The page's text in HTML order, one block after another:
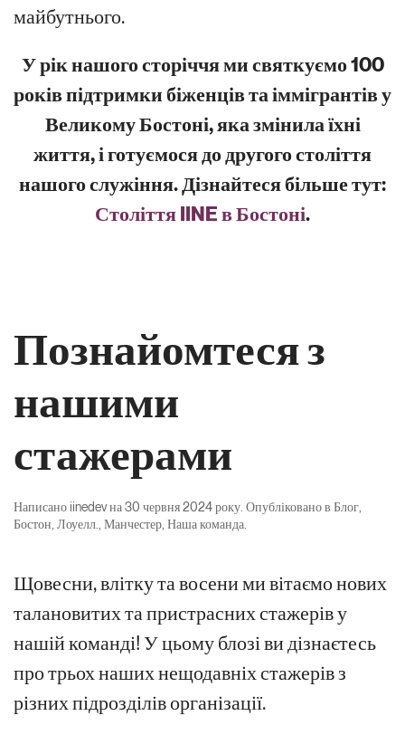
майбутнього.
У рік нашого сторіччя ми святкуємо 100
років підтримки біженців та іммігрантів у
Великому Бостоні, яка змінила їхні
життя, і готуємося до другого століття
нашого служіння. Дізнайтеся більше тут:
Століття IINE в Бостоні.
Познайомтеся з
нашими
стажерами
Написано iinedevна30 червня 2024 року . Опубліковано в Блог
Бостон Лоуелл. Манчестер Наша команда
Щовесни, влітку та восени ми вітаємо нових
талановитих та пристрасних стажерів у
нашій команді! У цьому блозі ви дізнаєтесь
про трьох наших нещодавніх стажерів з
різних підрозділів організації.